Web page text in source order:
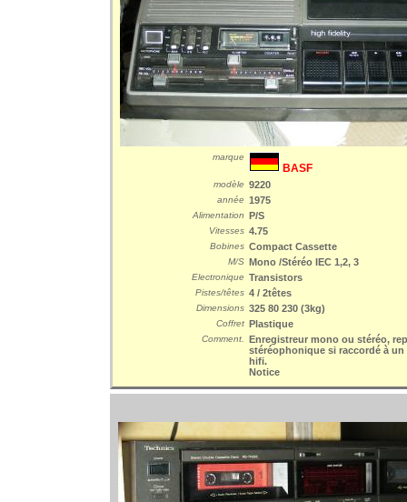
marque
BASF
modèle 9220
année 1975
Alimentation P/S
Vitesses 4.75
Bobines Compact Cassette
M/S Mono /Stéréo IEC 1,2, 3
Electronique Transistors
Pistes/têtes 4 / 2têtes
Dimensions 325 80 230 (3kg)
Coffret Plastique
Comment.
Enregistreur mono ou stéréo,
stéréophonique si raccordé à
hifi.
Notice